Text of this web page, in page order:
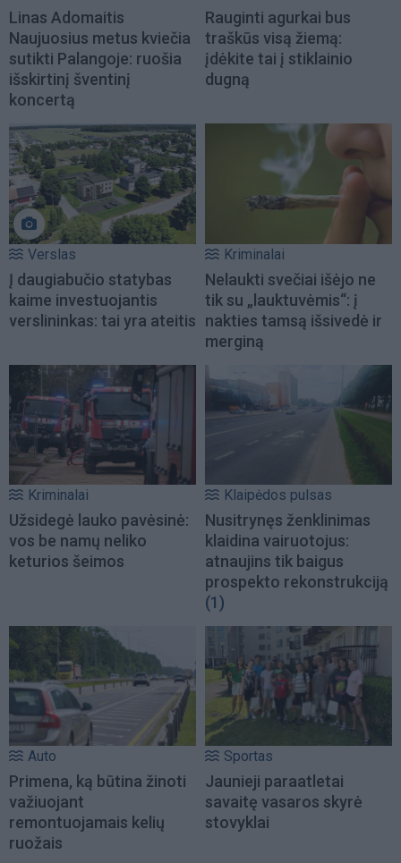
Linas Adomaitis
Naujuosius metus kviečia
sutikti Palangoje: ruošia
išskirtinį šventinį
koncertą
Rauginti agurkai bus
traškūs visą žiemą:
įdėkite tai į stiklainio
dugną
Verslas
Į daugiabučio statybas
kaime investuojantis
verslininkas: tai yra ateitis
Kriminalai
Nelaukti svečiai išėjo ne
tik su „lauktuvėmis“: į
nakties tamsą išsivedė ir
merginą
Kriminalai
Užsidegė lauko pavėsinė:
vos be namų neliko
keturios šeimos
Klaipėdos pulsas
Nusitrynęs ženklinimas
klaidina vairuotojus:
atnaujins tik baigus
prospekto rekonstrukciją
(1)
Auto
Primena, ką būtina žinoti
važiuojant
remontuojamais kelių
ruožais
Sportas
Jaunieji paraatletai
savaitę vasaros skyrė
stovyklai